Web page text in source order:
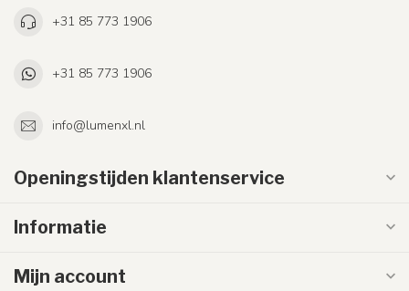
+31 85 773 1906
+31 85 773 1906
info@lumenxl.nl
Openingstijden klantenservice
Informatie
Mijn account